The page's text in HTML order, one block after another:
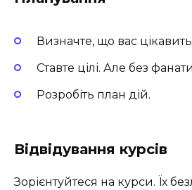
Визначте, що вас
Ставте цілі. Але без
Розробіть план дій.
Відвідування курсів
Зорієнтуйтеся на курси. Їх